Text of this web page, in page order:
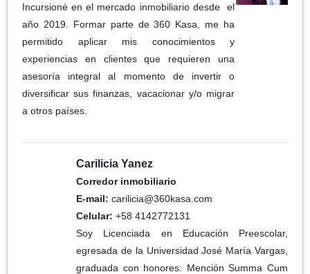
Incursioné en el mercado inmobiliario desde el
año 2019. Formar parte de 360 Kasa, me ha
permitido aplicar mis conocimientos y
experiencias en clientes que requieren una
asesoría integral al momento de invertir o
diversificar sus finanzas, vacacionar y/o migrar
a otros países.
Carilicia Yanez
Corredor inmobiliario
E-mail: carilicia@360kasa.com
Celular: +58 4142772131
Soy Licenciada en Educación Preescolar,
egresada de la Universidad José María Vargas,
graduada con honores: Mención Summa Cum